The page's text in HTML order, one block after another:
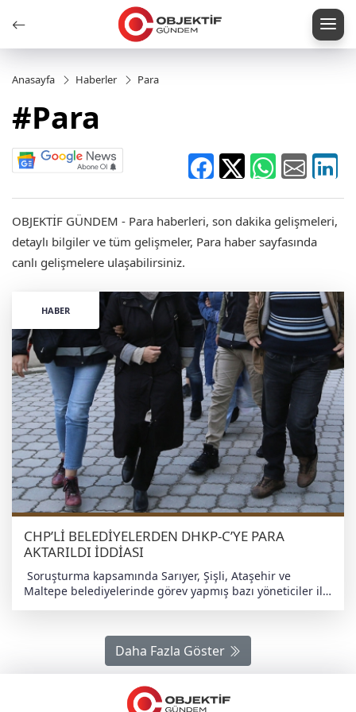
Anasayfa Haberler Para
#Para
OBJEKTİF GÜNDEM - Para haberleri, son dakika gelişmeleri,
detaylı bilgiler ve tüm gelişmeler, Para haber sayfasında
canlı gelişmelere ulaşabilirsiniz.
HABER
CHP’Lİ BELEDİYELERDEN DHKP-C’YE PARA
AKTARILDI İDDİASI
Soruşturma kapsamında Sarıyer, Şişli, Ataşehir ve
Maltepe belediyelerinde görev yapmış bazı yöneticiler ile
suçlanan bazı isimler: • H.B. (Eski Maltepe
Belediye Başkan Yardımcısı) • Z.E. (Maltepe
Belediyesi eski müdürü) • K.Ö. (Ataşehir Belediyesi
Komitesi yöneticisi) İTİRAFÇILAR NE DİYOR? Sabah
Daha Fazla Göster